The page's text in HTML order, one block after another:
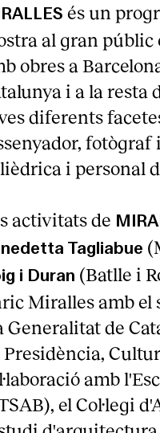
és un
al gran públic
obres a
i a la resta
diferents
i personal
activitats de
Tagliabue
i Duran (Batlle i
Miralles amb el
Generalitat de
Presidència,
amb
el Col·legi